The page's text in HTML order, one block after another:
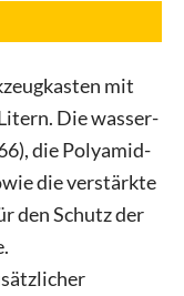
mit
Die wasser-
die Polyamid-
die verstärkte
den Schutz der